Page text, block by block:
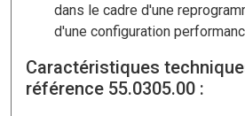
dans le cadre d'une
d'une configuration
Caractéristiques
référence 55.0305.00 :